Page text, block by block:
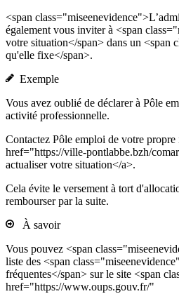
<span
également vous inviter à <span
votre situation</span> dans un <span
qu'elle fixe</span>.
Exemple
Vous avez oublié de déclarer à Pôle
activité professionnelle.
Contactez Pôle emploi de votre
href="https://ville-pontlabbe.bzh/
actualiser votre situation</a>.
Cela évite le versement à tort
rembourser par la suite.
À savoir
Vous pouvez <span
liste des <span
fréquentes</span> sur le site <span
href="https://www.oups.gouv.fr/"